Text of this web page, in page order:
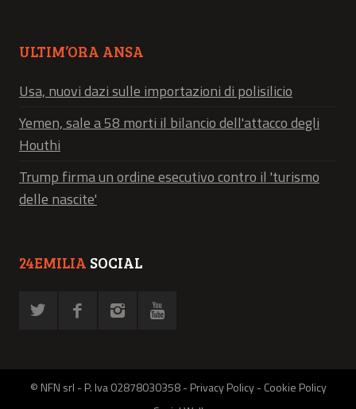
ULTIM’ORA ANSA
Usa, nuovi dazi sulle importazioni di polisilicio
Yemen, sale a 58 morti il bilancio dell'attacco degli
Houthi
Trump firma un ordine esecutivo contro il 'turismo
delle nascite'
24EMILIA SOCIAL
© NFN srl - P. Iva 02878030358 -Privacy Policy-Cookie Policy